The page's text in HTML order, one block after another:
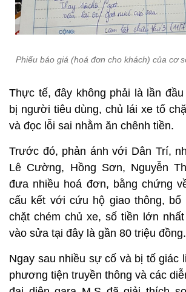
Phiếu báo giá (hoá đơn cho khách) của cơ
Thực tế, đây không phải là lần
bị người tiêu dùng, chủ lái xe tố
và đọc lỗi sai nhằm ăn chênh tiền.
Trước đó, phản ánh với Dân Trí,
Lê Cường, Hồng Sơn, Nguyễn
đưa nhiều hoá đơn, bằng chứng
cấu kết với cứu hộ giao thông,
chặt chém chủ xe, số tiền lớn
vào sửa tại đây là gần 80 triệu đồng.
Ngay sau nhiều sự cố và bị tố giác
phương tiện truyền thông và các